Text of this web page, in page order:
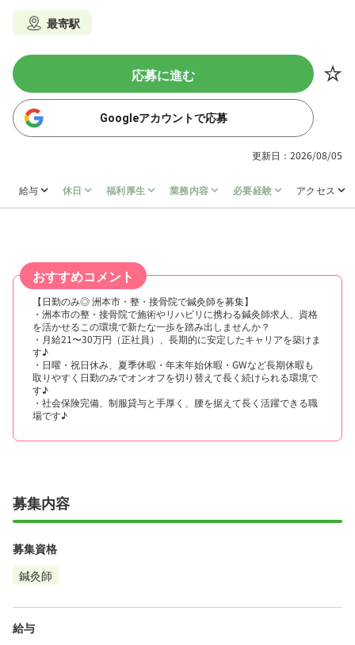
最寄駅
応募に進む
Googleアカウントで応募
更新日：2026/08/05
給与 休日 福利厚生 業務内容 必要経験 アクセス
おすすめコメント
【日勤のみ◎ 洲本市・整・接骨院で鍼灸師を募集】
・洲本市の整・接骨院で施術やリハビリに携わる鍼灸師求人、資格
を活かせるこの環境で新たな一歩を踏み出しませんか？
・月給21〜30万円（正社員）、長期的に安定したキャリアを築けま
す♪
・日曜・祝日休み、夏季休暇・年末年始休暇・GWなど長期休暇も
取りやすく日勤のみでオンオフを切り替えて長く続けられる環境で
す♪
・社会保険完備、制服貸与と手厚く、腰を据えて長く活躍できる職
場です♪
募集内容
募集資格
鍼灸師
給与